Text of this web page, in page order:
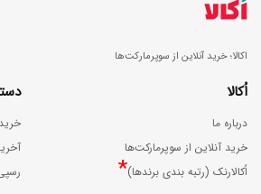
اکالا؛ خرید آنلاین از سوپرمارکت‌ها
اُکالا
درباره ما
خرید آنلاین از سوپرمارکت‌ها
اُکالارنک (رتبه بندی برندها)*
خرید